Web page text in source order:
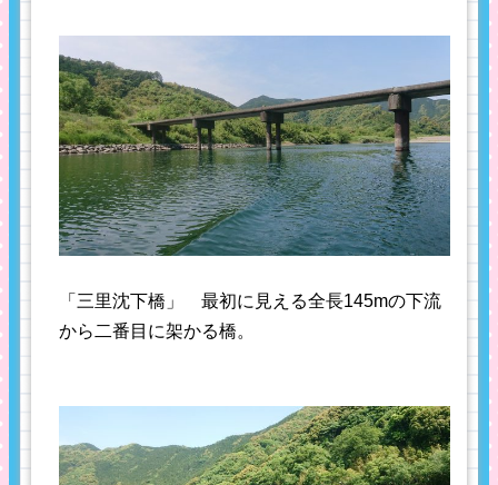
「三里沈下橋」 最初に見える全長145mの下流
から二番目に架かる橋。